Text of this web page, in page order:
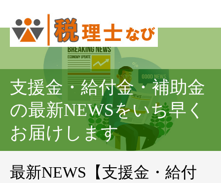
支援金・給付金・補助金
の最新NEWSをいち早く
お届けします
最新NEWS【支援金・給付